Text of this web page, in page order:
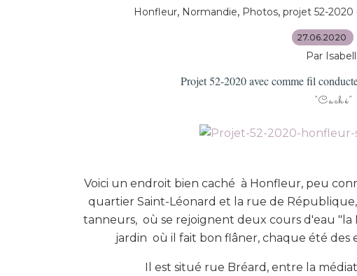
Honfleur, Normandie, Photos, projet 52-
27.06.2020
Par
Projet 52-2020 avec comme fil
"Caché"
Voici un endroit bien caché à Honfleur, peu
quartier Saint-Léonard et la rue de
tanneurs, où se rejoignent deux cours d'eau "la
jardin où il fait bon flâner, chaque été des
Il est situé rue Bréard, entre la